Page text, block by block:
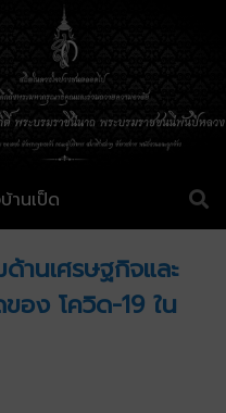
านเป็ด
านเศรษฐกิจและ
อง โควิด-19 ใน